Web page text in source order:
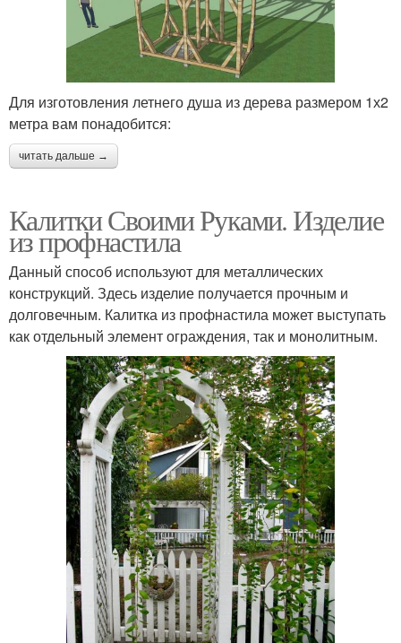
Для изготовления летнего душа из дерева размером 1х2
метра вам понадобится:
читать дальше →
Калитки Своими Руками. Изделие
из профнастила
Данный способ используют для металлических
конструкций. Здесь изделие получается прочным и
долговечным. Калитка из профнастила может выступать
как отдельный элемент ограждения, так и монолитным.